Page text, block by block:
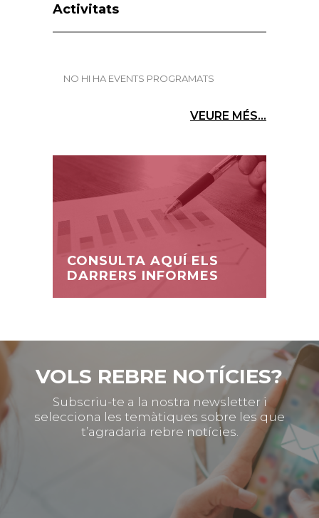
Activitats
NO HI HA EVENTS PROGRAMATS
VEURE MÉS...
CONSULTA AQUÍ ELS
DARRERS INFORMES
VOLS REBRE NOTÍCIES?
Subscriu-te a la nostra newsletter i
selecciona les temàtiques sobre les que
t’agradaria rebre notícies.